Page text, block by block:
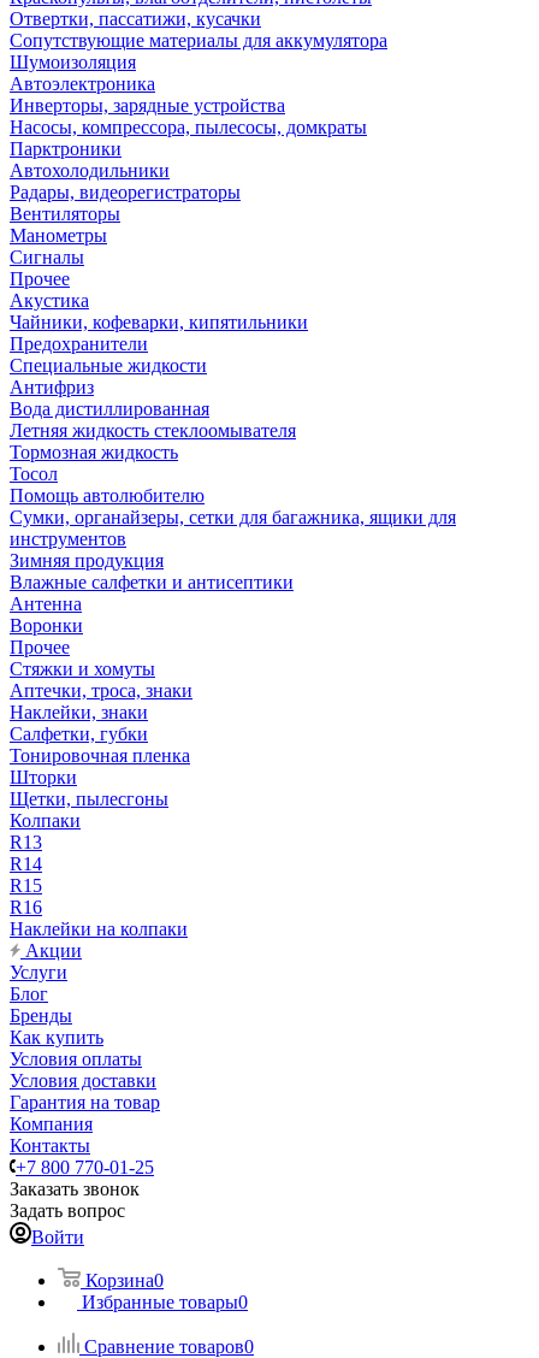
Отвертки, пассатижи, кусачки
Сопутствующие материалы для аккумулятора
Шумоизоляция
Автоэлектроника
Инверторы, зарядные устройства
Насосы, компрессора, пылесосы, домкраты
Парктроники
Автохолодильники
Радары, видеорегистраторы
Вентиляторы
Манометры
Сигналы
Прочее
Акустика
Чайники, кофеварки, кипятильники
Предохранители
Специальные жидкости
Антифриз
Вода дистиллированная
Летняя жидкость стеклоомывателя
Тормозная жидкость
Тосол
Помощь автолюбителю
Сумки, органайзеры, сетки для багажника, ящики для
инструментов
Зимняя продукция
Влажные салфетки и антисептики
Антенна
Воронки
Прочее
Стяжки и хомуты
Аптечки, троса, знаки
Наклейки, знаки
Салфетки, губки
Тонировочная пленка
Шторки
Щетки, пылесгоны
Колпаки
R13
R14
R15
R16
Наклейки на колпаки
Акции
Услуги
Блог
Бренды
Как купить
Условия оплаты
Условия доставки
Гарантия на товар
Компания
Контакты
+7 800 770-01-25
Заказать звонок
Задать вопрос
Войти
Корзина0
Избранные товары0
Сравнение товаров0